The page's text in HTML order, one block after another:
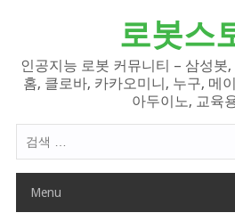
로봇스
인공지능 로봇 커뮤니티 – 삼성봇
홈, 클로바, 카카오미니, 누구, 메
아두이노, 교육
색
Menu